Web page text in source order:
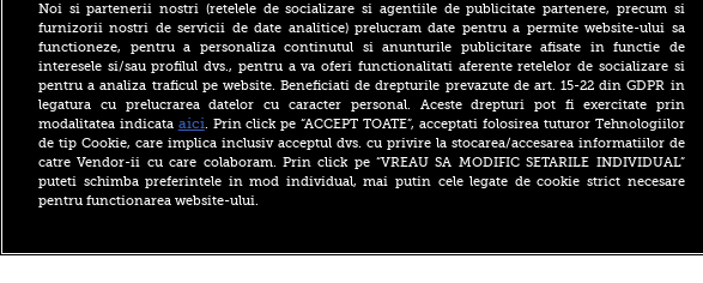
sistem hidraulic de 4.500
ani ar conține secretul
construirii piramidelor
Reacția Rusiei după ce o
dronă explozivă a paralizat
aeroportul din Leipzig: „O
provocare complet
fabricată”
Cea mai bună țară în care să
te muți în 2026 este din
Europa. Cum arată top 10
Noi si partenerii nostri (retelele de socializare si agentiile de publicitate partenere, precum si
furnizorii nostri de servicii de date analitice) prelucram date pentru a permite website-ului sa
functioneze, pentru a personaliza continutul si anunturile publicitare afisate in functie de
interesele si/sau profilul dvs., pentru a va oferi functionalitati aferente retelelor de socializare si
pentru a analiza traficul pe website. Beneficiati de drepturile prevazute de art. 15-22 din GDPR in
legatura cu prelucrarea datelor cu caracter personal. Aceste drepturi pot fi exercitate prin
modalitatea indicata aici. Prin click pe “ACCEPT TOATE”, acceptati folosirea tuturor Tehnologiilor
de tip Cookie, care implica inclusiv acceptul dvs. cu privire la stocarea/accesarea informatiilor de
catre Vendor-ii cu care colaboram. Prin click pe “VREAU SA MODIFIC SETARILE INDIVIDUAL”
puteti schimba preferintele in mod individual, mai putin cele legate de cookie strict necesare
pentru functionarea website-ului.